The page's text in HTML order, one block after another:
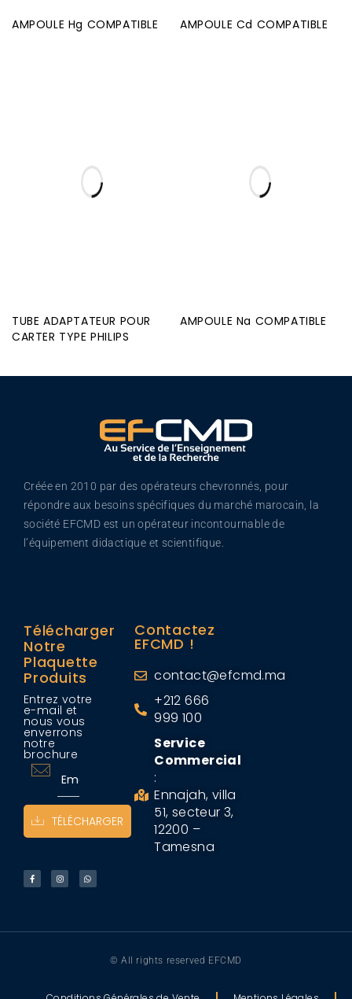
AMPOULE Hg COMPATIBLE AMPOULE Cd COMPATIBLE
TUBE ADAPTATEUR POUR
CARTER TYPE PHILIPS
AMPOULE Na COMPATIBLE
Créée en 2010 par des opérateurs chevronnés, pour
répondre aux besoins spécifiques du marché marocain, la
société EFCMD est un opérateur incontournable de
l’équipement didactique et scientifique.
Télécharger
Notre
Plaquette
Produits
Entrez votre
e-mail et
nous vous
enverrons
notre
brochure
TÉLÉCHARGER
Contactez
EFCMD !
contact@efcmd.ma
+212 666
999 100
Service
Commercial
:
Ennajah, villa
51, secteur 3,
12200 –
Tamesna
© All rights reserved EFCMD